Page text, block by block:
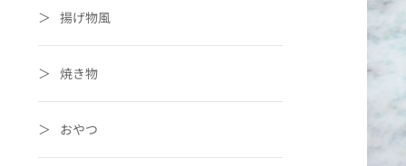
揚げ物風
焼き物
おやつ